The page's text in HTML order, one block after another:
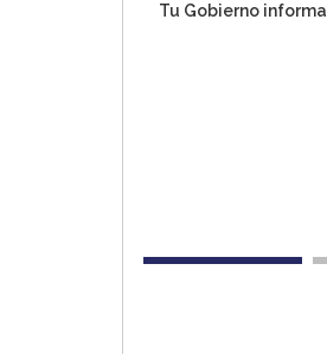
Tu Gobierno informa